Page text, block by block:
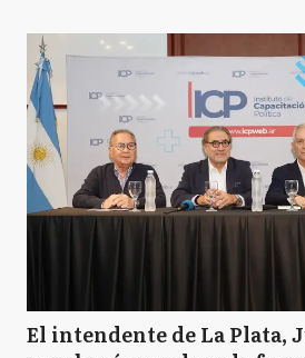
El intendente de La Plata,